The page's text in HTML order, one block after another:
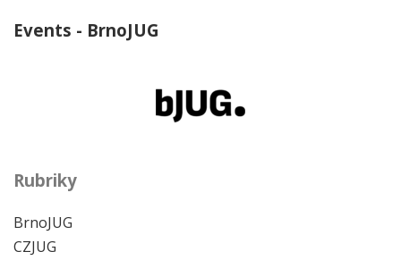
Events - BrnoJUG
Rubriky
BrnoJUG
CZJUG